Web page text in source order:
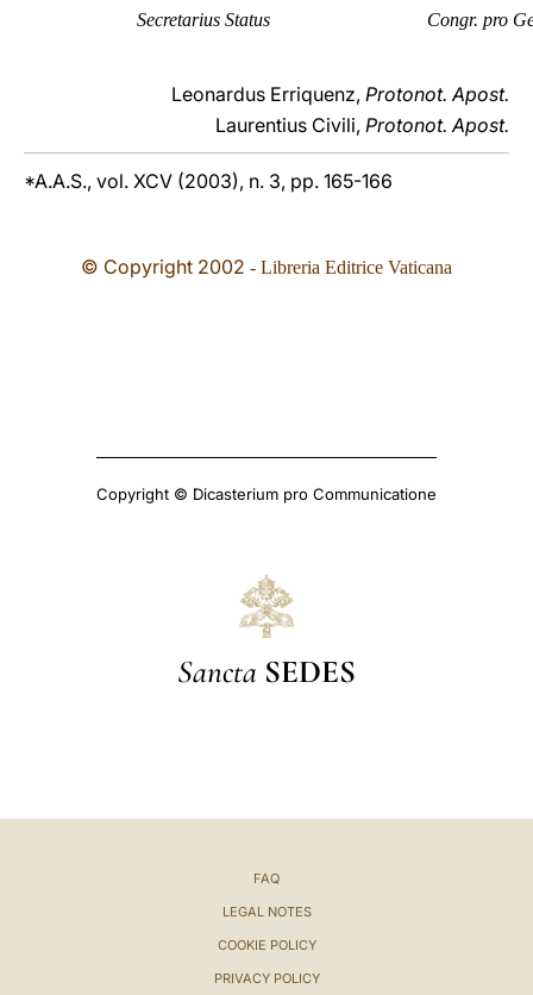
Secretarius Status
Congr. pro
Leonardus Erriquenz, Protonot. Apost.
Laurentius Civili, Protonot. Apost.
*A.A.S., vol. XCV (2003), n. 3, pp. 165-166
© Copyright 2002 - Libreria Editrice Vaticana
Copyright © Dicasterium pro Communicatione
Sancta SEDES
FAQ
LEGAL NOTES
COOKIE POLICY
PRIVACY POLICY